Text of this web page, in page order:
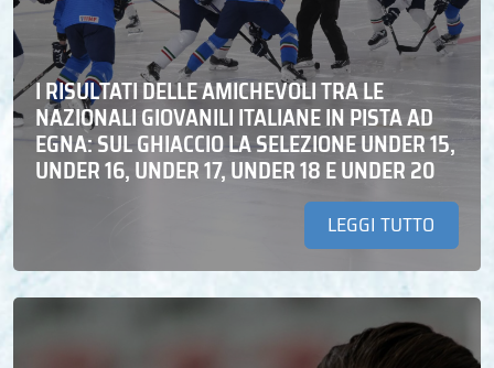
I RISULTATI DELLE AMICHEVOLI TRA LE
NAZIONALI GIOVANILI ITALIANE IN PISTA AD
EGNA: SUL GHIACCIO LA SELEZIONE UNDER 15,
UNDER 16, UNDER 17, UNDER 18 E UNDER 20
LEGGI TUTTO